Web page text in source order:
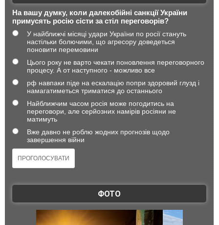
На вашу думку, коли далекобійні санкції України
примусять росію сісти за стіл переговорів?
У найближчі місяці удари України по росії стануть
настільки болючими, що агресору доведеться
поновити перемовини
Цього року не варто чекати поновлення переговорного
процесу. А от наступного - можливо все
рф навпаки піде на ескалацію попри здоровий глузд і
намагатиметься триматися до останнього
Найближчим часом росія може погодитись на
переговори, але серйозних намірів росіяни не
матимуть
Вже давно не роблю жодних прогнозів щодо
завершення війни
ФОТО